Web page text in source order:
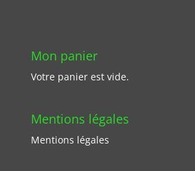
Mon panier
Votre panier est vide.
Mentions légales
Mentions légales